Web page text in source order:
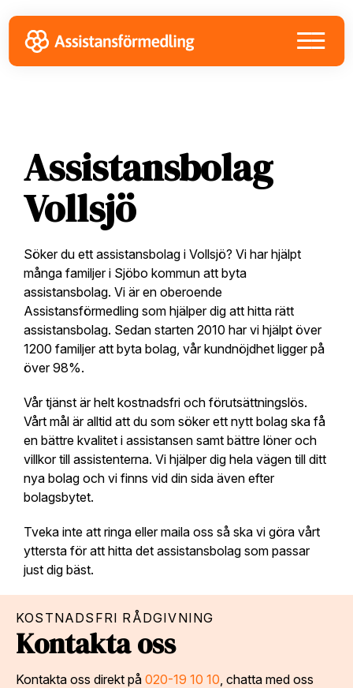
to
primary
navigation
to
main
content
to
footer
Assistansbolag
Vollsjö
Söker du ett assistansbolag i Vollsjö? Vi har hjälpt
många familjer i Sjöbo kommun att byta
assistansbolag. Vi är en oberoende
Assistansförmedling som hjälper dig att hitta rätt
assistansbolag. Sedan starten 2010 har vi hjälpt över
1200 familjer att byta bolag, vår kundnöjdhet ligger på
över 98%.
Vår tjänst är helt kostnadsfri och förutsättningslös.
Vårt mål är alltid att du som söker ett nytt bolag ska få
en bättre kvalitet i assistansen samt bättre löner och
villkor till assistenterna. Vi hjälper dig hela vägen till ditt
nya bolag och vi finns vid din sida även efter
bolagsbytet.
Tveka inte att ringa eller maila oss så ska vi göra vårt
yttersta för att hitta det assistansbolag som passar
just dig bäst.
KOSTNADSFRI RÅDGIVNING
Kontakta oss
Kontakta oss direkt på 020-19 10 10 , chatta med oss